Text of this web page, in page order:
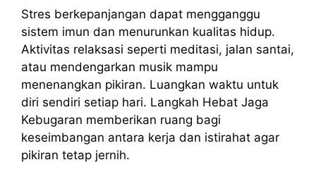
Stres berkepanjangan dapat mengganggu
sistem imun dan menurunkan kualitas hidup.
Aktivitas relaksasi seperti meditasi, jalan santai,
atau mendengarkan musik mampu
menenangkan pikiran. Luangkan waktu untuk
diri sendiri setiap hari. Langkah Hebat Jaga
Kebugaran memberikan ruang bagi
keseimbangan antara kerja dan istirahat agar
pikiran tetap jernih.